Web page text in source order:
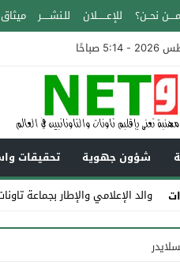
مــــن نحــن؟ للإعــــــلان للـنشـــــر
شؤون جهوية تحقيقات
والد الإعلامي والإطار بجماعة
Stop
Previous